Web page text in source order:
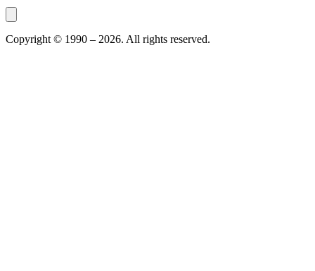
Copyright © 1990 – 2026. All rights reserved.